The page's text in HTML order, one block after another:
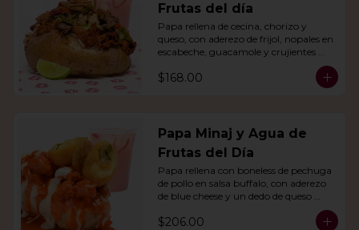
Frutas del día
Papa rellena de cecina, chorizo y
queso, con aderezo de frijol, nopales en
escabeche, guacamole y crujientes
$168.00
Papa Minaj y Agua de
Frutas del Día
Papa rellena con boneless de pechuga
de pollo en salsa buffalo, con aderezo
de blue cheese y un dedo de queso
relleno de jalapeño. Con agua del día.
$206.00